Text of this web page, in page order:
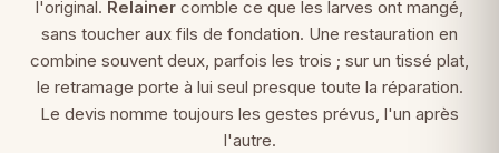
l'original. Relainer comble ce que les larves ont mangé,
sans toucher aux fils de fondation. Une restauration en
combine souvent deux, parfois les trois ; sur un tissé plat,
le retramage porte à lui seul presque toute la réparation.
Le devis nomme toujours les gestes prévus, l'un après
l'autre.